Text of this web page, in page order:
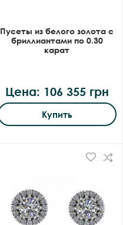
Пусеты из белого золота с
бриллиантами по 0.30
карат
Цена: 106 355 грн
Купить